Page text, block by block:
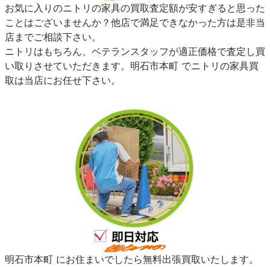
お気に入りのニトリの家具の買取査定額が安すぎると思った
ことはございませんか？他店で満足できなかった方は是非当
店までご相談下さい。
ニトリはもちろん、ベテランスタッフが適正価格で査定し買
い取りさせていただきます。明石市本町 でニトリの家具買
取は当店にお任せ下さい。
明石市本町 にお住まいでしたら無料出張買取いたします。